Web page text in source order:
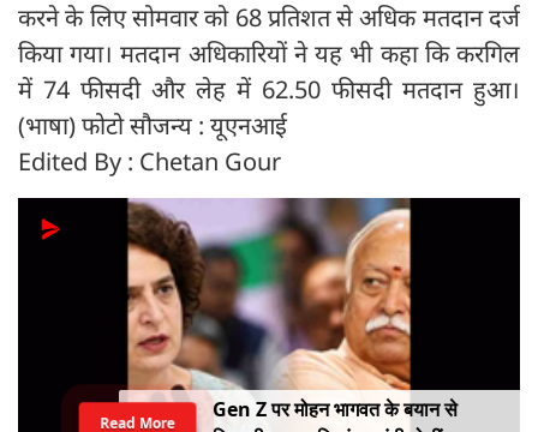
करने के लिए सोमवार को 68 प्रतिशत से अधिक मतदान दर्ज
किया गया। मतदान अधिकारियों ने यह भी कहा कि करगिल
में 74 फीसदी और लेह में 62.50 फीसदी मतदान हुआ।
(भाषा) फोटो सौजन्‍य : यूएनआई
Edited By : Chetan Gour
Gen Z पर मोहन भागवत के बयान से
Read More